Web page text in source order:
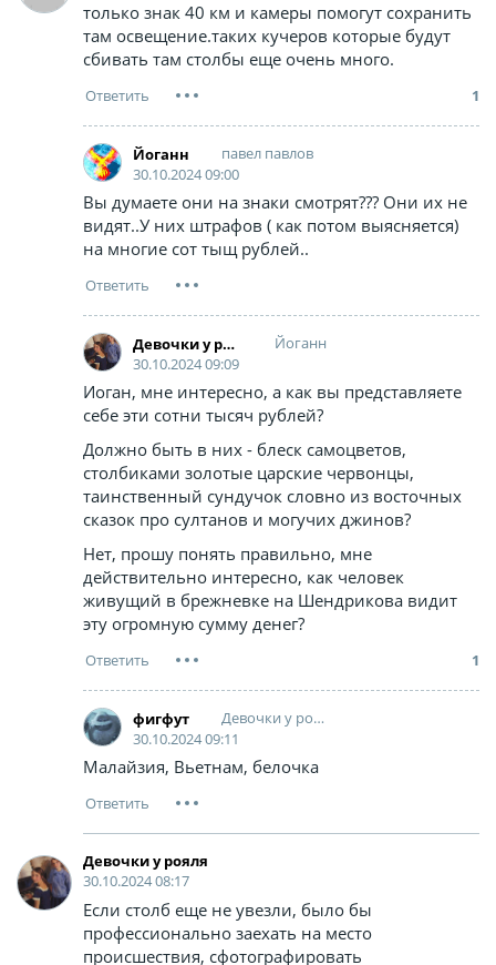
только знак 40 км и камеры помогут сохранить
там освещение.таких кучеров которые будут
сбивать там столбы еще очень много.
1
Йоганн
павел павлов
30.10.2024 09:00
Вы думаете они на знаки смотрят??? Они их не
видят..У них штрафов ( как потом выясняется)
на многие сот тыщ рублей..
Дeвoчки у рояля
Йоганн
30.10.2024 09:09
Иоган, мне интересно, а как вы представляете
себе эти сотни тысяч рублей?
Должно быть в них - блеск самоцветов,
столбиками золотые царские червонцы,
таинственный сундучок словно из восточных
сказок про султанов и могучих джинов?
Нет, прошу понять правильно, мне
действительно интересно, как человек
живущий в брежневке на Шендрикова видит
эту огромную сумму денег?
1
фигфут
Дeвoчки у рояля
30.10.2024 09:11
Малайзия, Вьетнам, белочка
Дeвoчки у рояля
30.10.2024 08:17
Если столб еще не увезли, было бы
профессионально заехать на место
происшествия, сфотографировать